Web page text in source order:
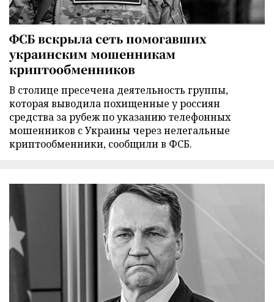
ФСБ вскрыла сеть помогавших
украинским мошенникам
криптообменников
В столице пресечена деятельность группы,
которая выводила похищенные у россиян
средства за рубеж по указанию телефонных
мошенников с Украины через нелегальные
криптообменники, сообщили в ФСБ.